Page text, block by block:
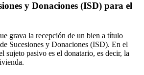
y Donaciones (ISD) para el
grava la recepción de un bien a título
Sucesiones y Donaciones (ISD). En el
sujeto pasivo es el donatario, es decir, la